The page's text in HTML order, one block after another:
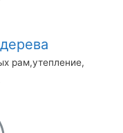
рам,утепление,